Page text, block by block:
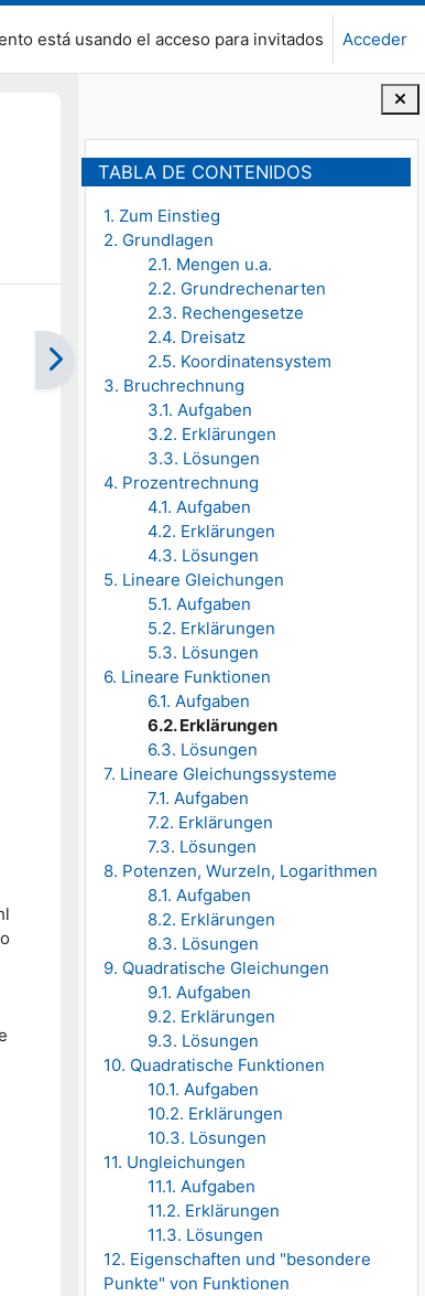
está usando el acceso para invitados Acceder
Bloques
TABLA DE CONTENIDOS
1. Zum Einstieg
2. Grundlagen
2.1. Mengen u.a.
2.2. Grundrechenarten
2.3. Rechengesetze
2.4. Dreisatz
2.5. Koordinatensystem
3. Bruchrechnung
3.1. Aufgaben
3.2. Erklärungen
3.3. Lösungen
4. Prozentrechnung
4.1. Aufgaben
4.2. Erklärungen
4.3. Lösungen
5. Lineare Gleichungen
5.1. Aufgaben
5.2. Erklärungen
5.3. Lösungen
6. Lineare Funktionen
6.1. Aufgaben
6.2. Erklärungen
6.3. Lösungen
7. Lineare Gleichungssysteme
7.1. Aufgaben
7.2. Erklärungen
7.3. Lösungen
8. Potenzen, Wurzeln, Logarithmen
8.1. Aufgaben
8.2. Erklärungen
8.3. Lösungen
9. Quadratische Gleichungen
9.1. Aufgaben
9.2. Erklärungen
9.3. Lösungen
10. Quadratische Funktionen
10.1. Aufgaben
10.2. Erklärungen
10.3. Lösungen
11. Ungleichungen
11.1. Aufgaben
11.2. Erklärungen
11.3. Lösungen
12. Eigenschaften und "besondere
Punkte" von Funktionen